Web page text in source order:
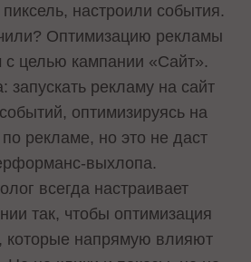
настроили события.
Оптимизацию рекламы
с целью кампании «Сайт».
запускать рекламу на сайт
оптимизируясь на
рекламе, но это не даст
выхлопа.
всегда настраивает
так, чтобы оптимизация
которые напрямую влияют